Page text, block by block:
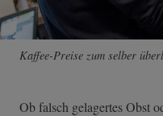
Kaffee-Preise zum selber
Ob falsch gelagertes Obst